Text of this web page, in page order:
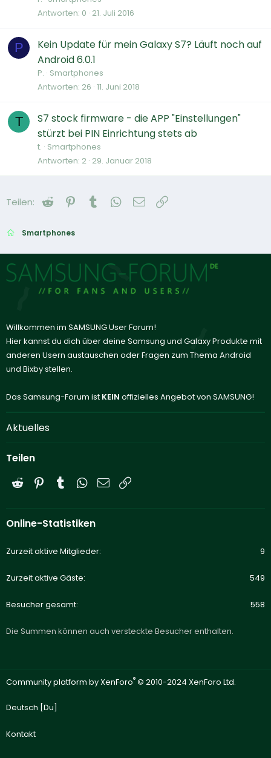
Antworten 0 21. Juli 2016
P
Kein Update für mein Galaxy S7? Läuft noch auf
Android 6.0.1
P. Smartphones
Antworten 26 11. Juni 2018
T
S7 stock firmware - die APP "Einstellungen"
stürzt bei PIN Einrichtung stets ab
t. Smartphones
Antworten 2 29. Januar 2018
Teilen: Reddit Pinterest
Tumblr WhatsApp
E-Mail
Smartphones
Willkommen im SAMSUNG User Forum!
Hier kannst du dich über deine Samsung und Galaxy Produkte mit
anderen Usern austauschen oder Fragen zum Thema Android
und Bixby stellen.
Das Samsung-Forum ist KEIN offizielles Angebot von SAMSUNG!
Aktuelles
Teilen
Reddit PinterestTumblrWhatsApp
E-Mail
Online-Statistiken
Zurzeit aktive Mitglieder 9
Zurzeit aktive Gäste 549
Besucher gesamt 558
Die Summen können auch versteckte Besucher enthalten.
Community platform by XenForo® © 2010-2024 XenForo Ltd.
Deutsch [Du]
Kontakt